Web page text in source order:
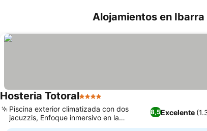
Alojamientos en
Hosteria Totoral4 Estrellas
8,5Excelente
Piscina exterior climatizada con dos
jacuzzis, Enfoque inmersivo en la
naturaleza y la relajación